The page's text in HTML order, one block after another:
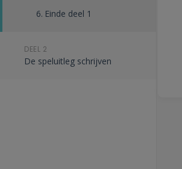
6. Einde deel 1
DEEL 2
De speluitleg schrijven